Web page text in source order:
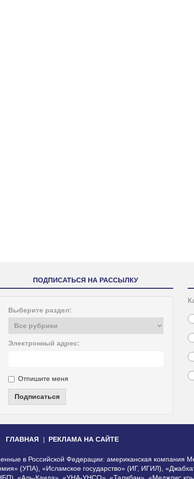
ПОДПИСАТЬСЯ НА РАССЫЛКУ
Выберите раздел:
Электронный адрес:
Отпишите меня
Подписаться
ГЛАВНАЯ РЕКЛАМА НА САЙТЕ
в Российской Федерации: американская компания
(УПА), «Исламское государство» (ИГ, ИГИЛ),
«Аль-Каида», «УНА-УНСО», «Талибан», «Меджлис